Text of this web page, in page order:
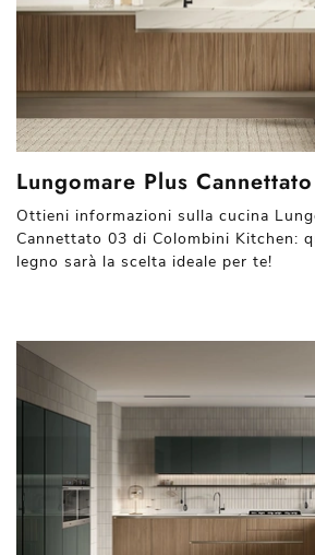
Lungomare Plus
Ottieni informazioni sulla cucina
Cannettato 03 di Colombini Kitchen:
legno sarà la scelta ideale per te!